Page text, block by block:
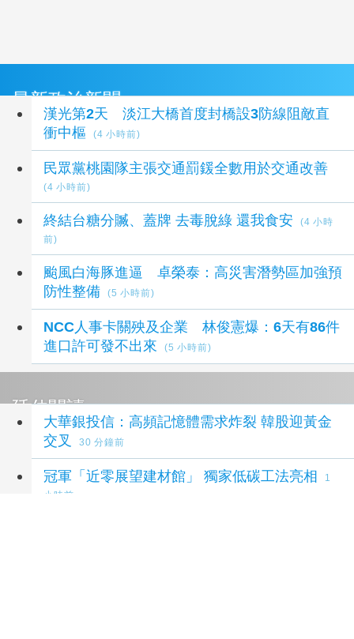
最新政治新聞
漢光第2天 淡江大橋首度封橋設3防線阻敵直
衝中樞
(4 小時前)
民眾黨桃園隊主張交通罰鍰全數用於交通改善
(4 小時前)
終結台糖分贓、蓋牌 去毒脫綠 還我食安
(4 小時
前)
颱風白海豚進逼 卓榮泰：高災害潛勢區加強預
防性整備
(5 小時前)
NCC人事卡關殃及企業 林俊憲爆：6天有86件
進口許可發不出來
(5 小時前)
延伸閱讀
大華銀投信：高頻記憶體需求炸裂 韓股迎黃金
交叉
30 分鐘前
冠軍「近零展望建材館」 獨家低碳工法亮相
1
小時前